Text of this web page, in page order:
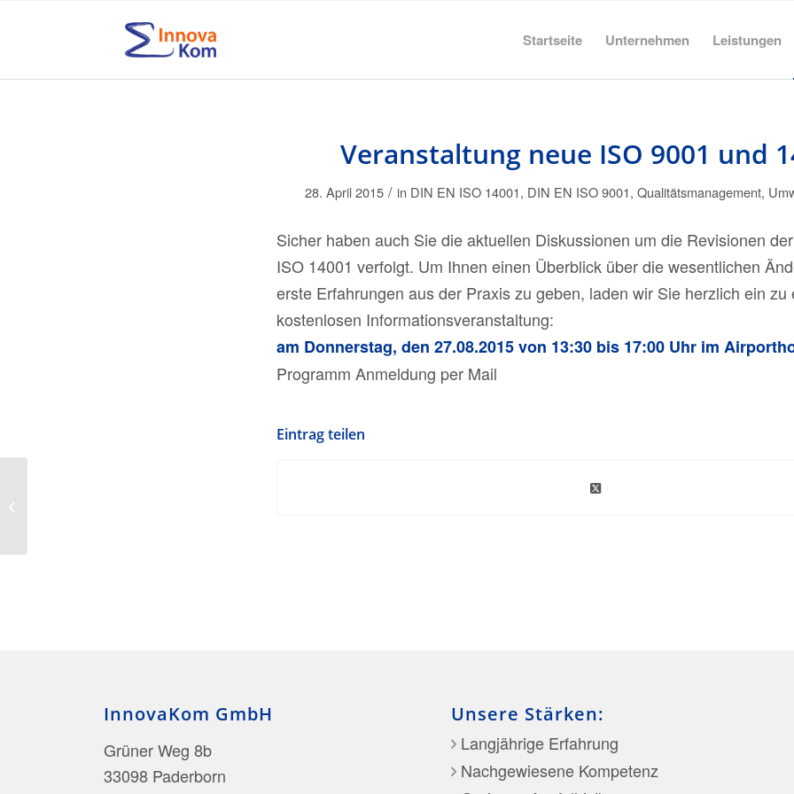
Startseite Unternehmen Leistungen
Veranstaltung neue ISO 9001 und
28. April 2015 / in DIN EN ISO 14001, DIN EN ISO 9001, Qualitätsmanagement,
Sicher haben auch Sie die aktuellen Diskussionen um die Revisionen
ISO 14001 verfolgt. Um Ihnen einen Überblick über die wesentlichen
erste Erfahrungen aus der Praxis zu geben, laden wir Sie herzlich ein zu
kostenlosen Informationsveranstaltung:
am Donnerstag, den 27.08.2015 von 13:30 bis 17:00 Uhr im
Programm Anmeldung per Mail
Eintrag teilen
InnovaKom GmbH
Grüner Weg 8b
33098 Paderborn
Unsere Stärken:
Langjährige Erfahrung
Nachgewiesene Kompetenz